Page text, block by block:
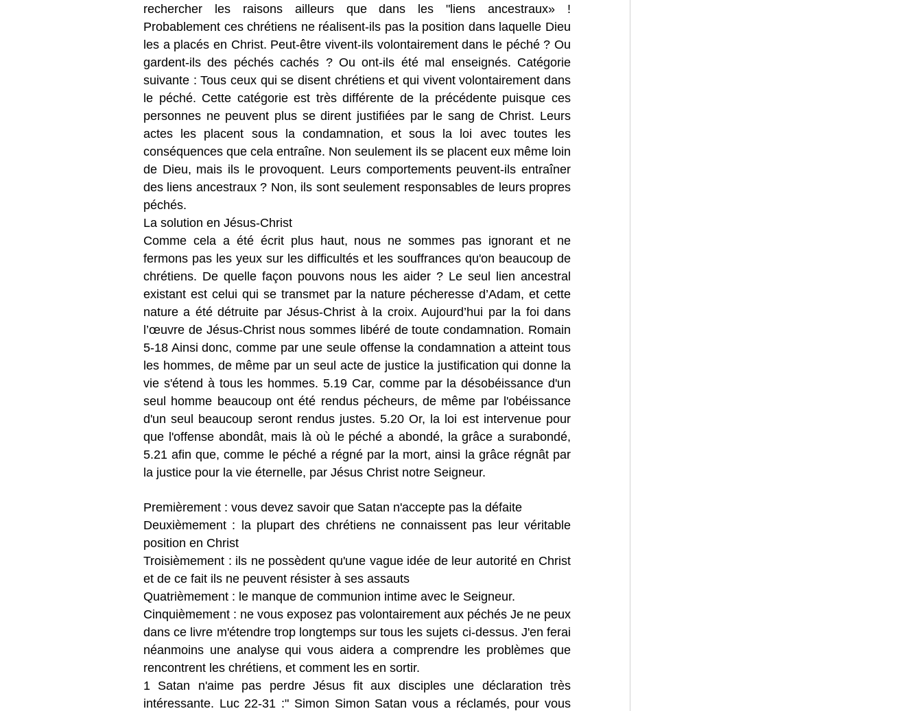
rechercher les raisons ailleurs que dans les "liens ancestraux» !
Probablement ces chrétiens ne réalisent-ils pas la position dans laquelle Dieu
les a placés en Christ. Peut-être vivent-ils volontairement dans le péché ? Ou
gardent-ils des péchés cachés ? Ou ont-ils été mal enseignés. Catégorie
suivante : Tous ceux qui se disent chrétiens et qui vivent volontairement dans
le péché. Cette catégorie est très différente de la précédente puisque ces
personnes ne peuvent plus se dirent justifiées par le sang de Christ. Leurs
actes les placent sous la condamnation, et sous la loi avec toutes les
conséquences que cela entraîne. Non seulement ils se placent eux même loin
de Dieu, mais ils le provoquent. Leurs comportements peuvent-ils entraîner
des liens ancestraux ? Non, ils sont seulement responsables de leurs propres
péchés.
La solution en Jésus-Christ
Comme cela a été écrit plus haut, nous ne sommes pas ignorant et ne
fermons pas les yeux sur les difficultés et les souffrances qu'on beaucoup de
chrétiens. De quelle façon pouvons nous les aider ? Le seul lien ancestral
existant est celui qui se transmet par la nature pécheresse d’Adam, et cette
nature a été détruite par Jésus-Christ à la croix. Aujourd’hui par la foi dans
l’œuvre de Jésus-Christ nous sommes libéré de toute condamnation. Romain
5-18 Ainsi donc, comme par une seule offense la condamnation a atteint tous
les hommes, de même par un seul acte de justice la justification qui donne la
vie s'étend à tous les hommes. 5.19 Car, comme par la désobéissance d'un
seul homme beaucoup ont été rendus pécheurs, de même par l'obéissance
d'un seul beaucoup seront rendus justes. 5.20 Or, la loi est intervenue pour
que l'offense abondât, mais là où le péché a abondé, la grâce a surabondé,
5.21 afin que, comme le péché a régné par la mort, ainsi la grâce régnât par
la justice pour la vie éternelle, par Jésus Christ notre Seigneur.
Premièrement : vous devez savoir que Satan n'accepte pas la défaite
Deuxièmement : la plupart des chrétiens ne connaissent pas leur véritable
position en Christ
Troisièmement : ils ne possèdent qu'une vague idée de leur autorité en Christ
et de ce fait ils ne peuvent résister à ses assauts
Quatrièmement : le manque de communion intime avec le Seigneur.
Cinquièmement : ne vous exposez pas volontairement aux péchés Je ne peux
dans ce livre m'étendre trop longtemps sur tous les sujets ci-dessus. J'en ferai
néanmoins une analyse qui vous aidera a comprendre les problèmes que
rencontrent les chrétiens, et comment les en sortir.
1 Satan n'aime pas perdre Jésus fit aux disciples une déclaration très
intéressante. Luc 22-31 :" Simon Simon Satan vous a réclamés, pour vous